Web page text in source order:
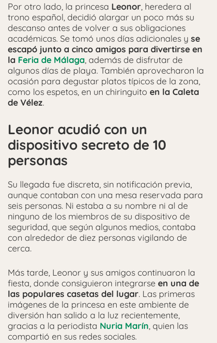
Por otro lado, la princesa Leonor, heredera al
trono español, decidió alargar un poco más su
descanso antes de volver a sus obligaciones
académicas. Se tomó unos días adicionales y se
escapó junto a cinco amigos para divertirse en
la Feria de Málaga, además de disfrutar de
algunos días de playa. También aprovecharon la
ocasión para degustar platos típicos de la zona,
como los espetos, en un chiringuito en la Caleta
de Vélez.
Leonor acudió con un
dispositivo secreto de 10
personas
Su llegada fue discreta, sin notificación previa,
aunque contaban con una mesa reservada para
seis personas. Ni estaba a su nombre ni al de
ninguno de los miembros de su dispositivo de
seguridad, que según algunos medios, contaba
con alrededor de diez personas vigilando de
cerca.
Más tarde, Leonor y sus amigos continuaron la
fiesta, donde consiguieron integrarse en una de
las populares casetas del lugar. Las primeras
imágenes de la princesa en este ambiente de
diversión han salido a la luz recientemente,
gracias a la periodista Nuria Marín, quien las
compartió en sus redes sociales.